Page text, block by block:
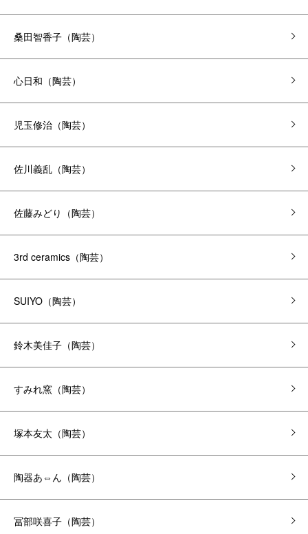
桑田智香子（陶芸）
心日和（陶芸）
児玉修治（陶芸）
佐川義乱（陶芸）
佐藤みどり（陶芸）
3rd ceramics（陶芸）
SUIYO（陶芸）
鈴木美佳子（陶芸）
すみれ窯（陶芸）
塚本友太（陶芸）
陶器あ⇔ん（陶芸）
冨部咲喜子（陶芸）